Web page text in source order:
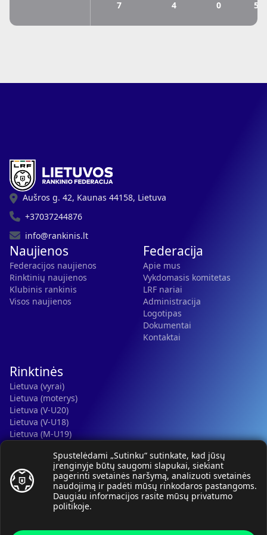
7 4 0
Spustelėdami „Sutinku“ sutinkate, kad jūsų
įrenginyje būtų saugomi slapukai, siekiant
pagerinti svetainės naršymą, analizuoti svetainės
naudojimą ir padėti mūsų rinkodaros pastangoms.
Daugiau informacijos rasite mūsų privatumo
politikoje.
Aušros g. 42, Kaunas 44158, Lietuva
+37037244876
info@rankinis.lt
Naujienos
Federacijos naujienos
Rinktinių naujienos
Klubinis rankinis
Visos naujienos
Federacija
Apie mus
Vykdomasis komitetas
LRF nariai
Administracija
Logotipas
Dokumentai
Kontaktai
Rinktinės
Lietuva (vyrai)
Lietuva (moterys)
Lietuva (V-U20)
Lietuva (V-U18)
Lietuva (M-U19)
Lietuva (M-U16)